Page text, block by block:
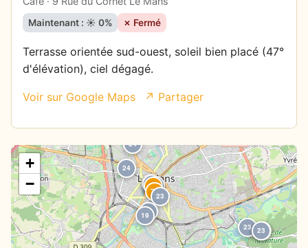
Maintenant : ☀️ 0% ✗ Fermé
Terrasse orientée sud-ouest, soleil bien placé (47°
d'élévation), ciel dégagé.
Voir sur Google Maps ↗ Partager
0
23
19
24
23
23
23
0
7323
23
24
73
+
−